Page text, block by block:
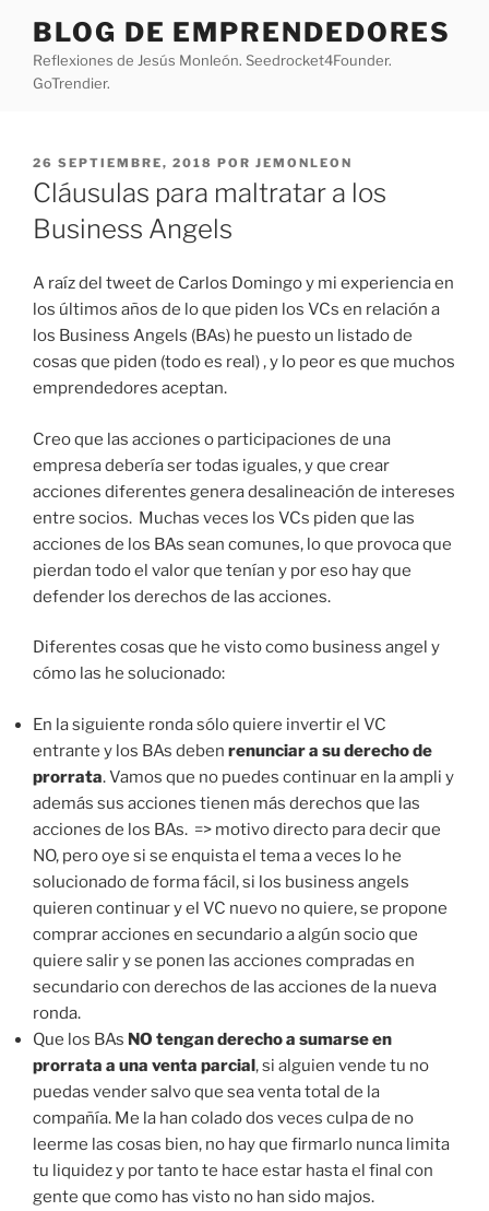
contenido
BLOG DE EMPRENDEDORES
Reflexiones de Jesús Monleón. Seedrocket4Founder.
GoTrendier.
PUBLICADO
EL
26 SEPTIEMBRE, 2018 POR JEMONLEON
Cláusulas para maltratar a los
Business Angels
A raíz del tweet de Carlos Domingo y mi experiencia en
los últimos años de lo que piden los VCs en relación a
los Business Angels (BAs) he puesto un listado de
cosas que piden (todo es real) , y lo peor es que muchos
emprendedores aceptan.
Creo que las acciones o participaciones de una
empresa debería ser todas iguales, y que crear
acciones diferentes genera desalineación de intereses
entre socios. Muchas veces los VCs piden que las
acciones de los BAs sean comunes, lo que provoca que
pierdan todo el valor que tenían y por eso hay que
defender los derechos de las acciones.
Diferentes cosas que he visto como business angel y
cómo las he solucionado:
En la siguiente ronda sólo quiere invertir el VC
entrante y los BAs deben renunciar a su derecho de
prorrata. Vamos que no puedes continuar en la ampli y
además sus acciones tienen más derechos que las
acciones de los BAs. => motivo directo para decir que
NO, pero oye si se enquista el tema a veces lo he
solucionado de forma fácil, si los business angels
quieren continuar y el VC nuevo no quiere, se propone
comprar acciones en secundario a algún socio que
quiere salir y se ponen las acciones compradas en
secundario con derechos de las acciones de la nueva
ronda.
Que los BAs NO tengan derecho a sumarse en
prorrata a una venta parcial, si alguien vende tu no
puedas vender salvo que sea venta total de la
compañía. Me la han colado dos veces culpa de no
leerme las cosas bien, no hay que firmarlo nunca limita
tu liquidez y por tanto te hace estar hasta el final con
gente que como has visto no han sido majos.